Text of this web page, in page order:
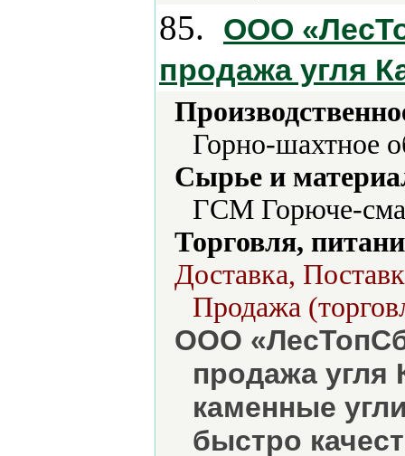
85.
ООО
продажа угля
Горно-шахтное
Сырье и
ГСМ Горюче-
Торговля,
Доставка,
Продажа
ООО
продажа угля
каменные
быстро